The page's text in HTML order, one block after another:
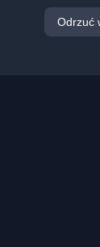
Odrzuć